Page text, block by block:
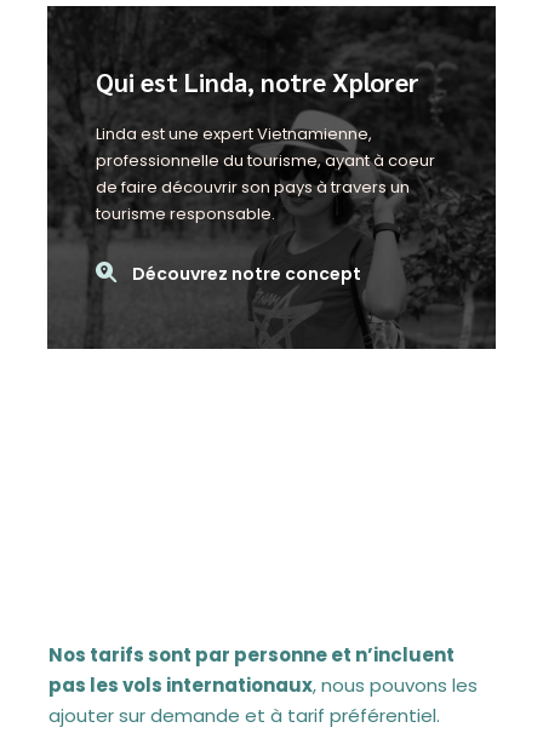
Qui est Linda, notre Xplorer
Linda est une expert Vietnamienne,
professionnelle du tourisme, ayant à coeur
de faire découvrir son pays à travers un
tourisme responsable.
Découvrez notre concept
Nos tarifs sont par personne et n’incluent
pas les vols internationaux, nous pouvons les
ajouter sur demande et à tarif préférentiel.